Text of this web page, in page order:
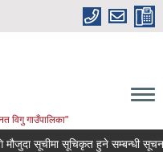
विगु गाउँपालिका"
सूचीमा सूचिकृत हुने सम्बन्धी सूचना